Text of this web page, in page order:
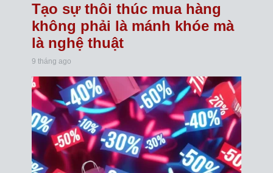
Tạo sự thôi thúc mua hàng
không phải là mánh khóe mà
là nghệ thuật
9 tháng ago